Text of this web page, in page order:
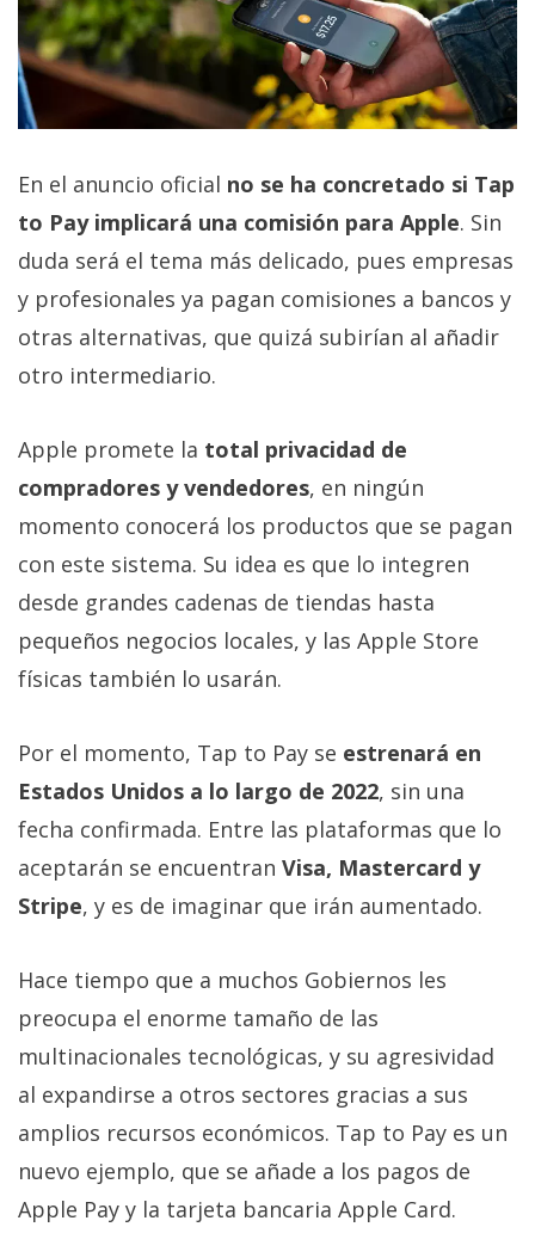
En el anuncio oficial no se ha concretado si Tap
to Pay implicará una comisión para Apple. Sin
duda será el tema más delicado, pues empresas
y profesionales ya pagan comisiones a bancos y
otras alternativas, que quizá subirían al añadir
otro intermediario.
Apple promete la total privacidad de
compradores y vendedores, en ningún
momento conocerá los productos que se pagan
con este sistema. Su idea es que lo integren
desde grandes cadenas de tiendas hasta
pequeños negocios locales, y las Apple Store
físicas también lo usarán.
Por el momento, Tap to Pay se estrenará en
Estados Unidos a lo largo de 2022, sin una
fecha confirmada. Entre las plataformas que lo
aceptarán se encuentran Visa, Mastercard y
Stripe, y es de imaginar que irán aumentado.
Hace tiempo que a muchos Gobiernos les
preocupa el enorme tamaño de las
multinacionales tecnológicas, y su agresividad
al expandirse a otros sectores gracias a sus
amplios recursos económicos. Tap to Pay es un
nuevo ejemplo, que se añade a los pagos de
Apple Pay y la tarjeta bancaria Apple Card.